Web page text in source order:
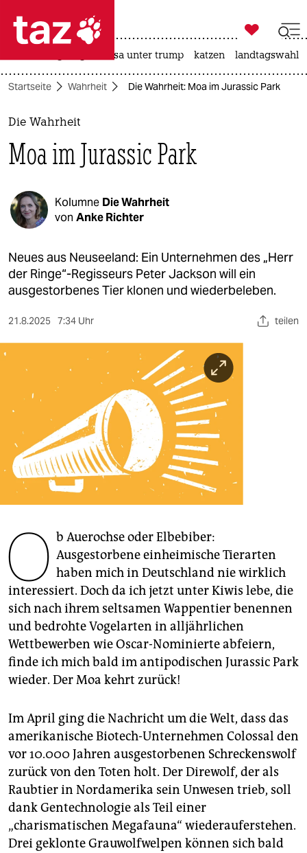
 taz zahl ich
taz zahl ich
themen
politik
öko
gesellschaft
kultur
sport
nord
wahrheit
verlag
verlag
veranstaltungen
shop
fragen & hilfe
unterstützen
abo
genossenschaft
epaper login

taz zahl ich
usa unter trump katzen landtagswahl
Startseite Wahrheit Die Wahrheit: Moa im Jurassic Park
Die Wahrheit
Moa im Jurassic Park
Kolumne Die Wahrheit
von Anke Richter
Neues aus Neuseeland: Ein Unternehmen des „Herr
der Ringe“-Regisseurs Peter Jackson will ein
ausgestorbenes Tier klonen und wiederbeleben.
21.8.2025 7:34 Uhr teilen
O b Auerochse oder Elbebiber:
Ausgestorbene einheimische Tierarten
haben mich in Deutschland nie wirklich
interessiert. Doch da ich jetzt unter Kiwis lebe, die
sich nach ihrem seltsamen Wappentier benennen
und bedrohte Vogelarten in alljährlichen
Wettbewerben wie Oscar-Nominierte abfeiern,
finde ich mich bald im antipodischen Jurassic Park
wieder. Der Moa kehrt zurück!
Im April ging die Nachricht um die Welt, dass das
amerikanische Biotech-Unternehmen Colossal den
vor 10.000 Jahren ausgestorbenen Schreckenswolf
zurück von den Toten holt. Der Direwolf, der als
Raubtier in Nordamerika sein Unwesen trieb, soll
dank Gentechnologie als Teil einer
„charismatischen Megafauna“ wiederauferstehen.
Drei geklonte Grauwolfwelpen können sich bald